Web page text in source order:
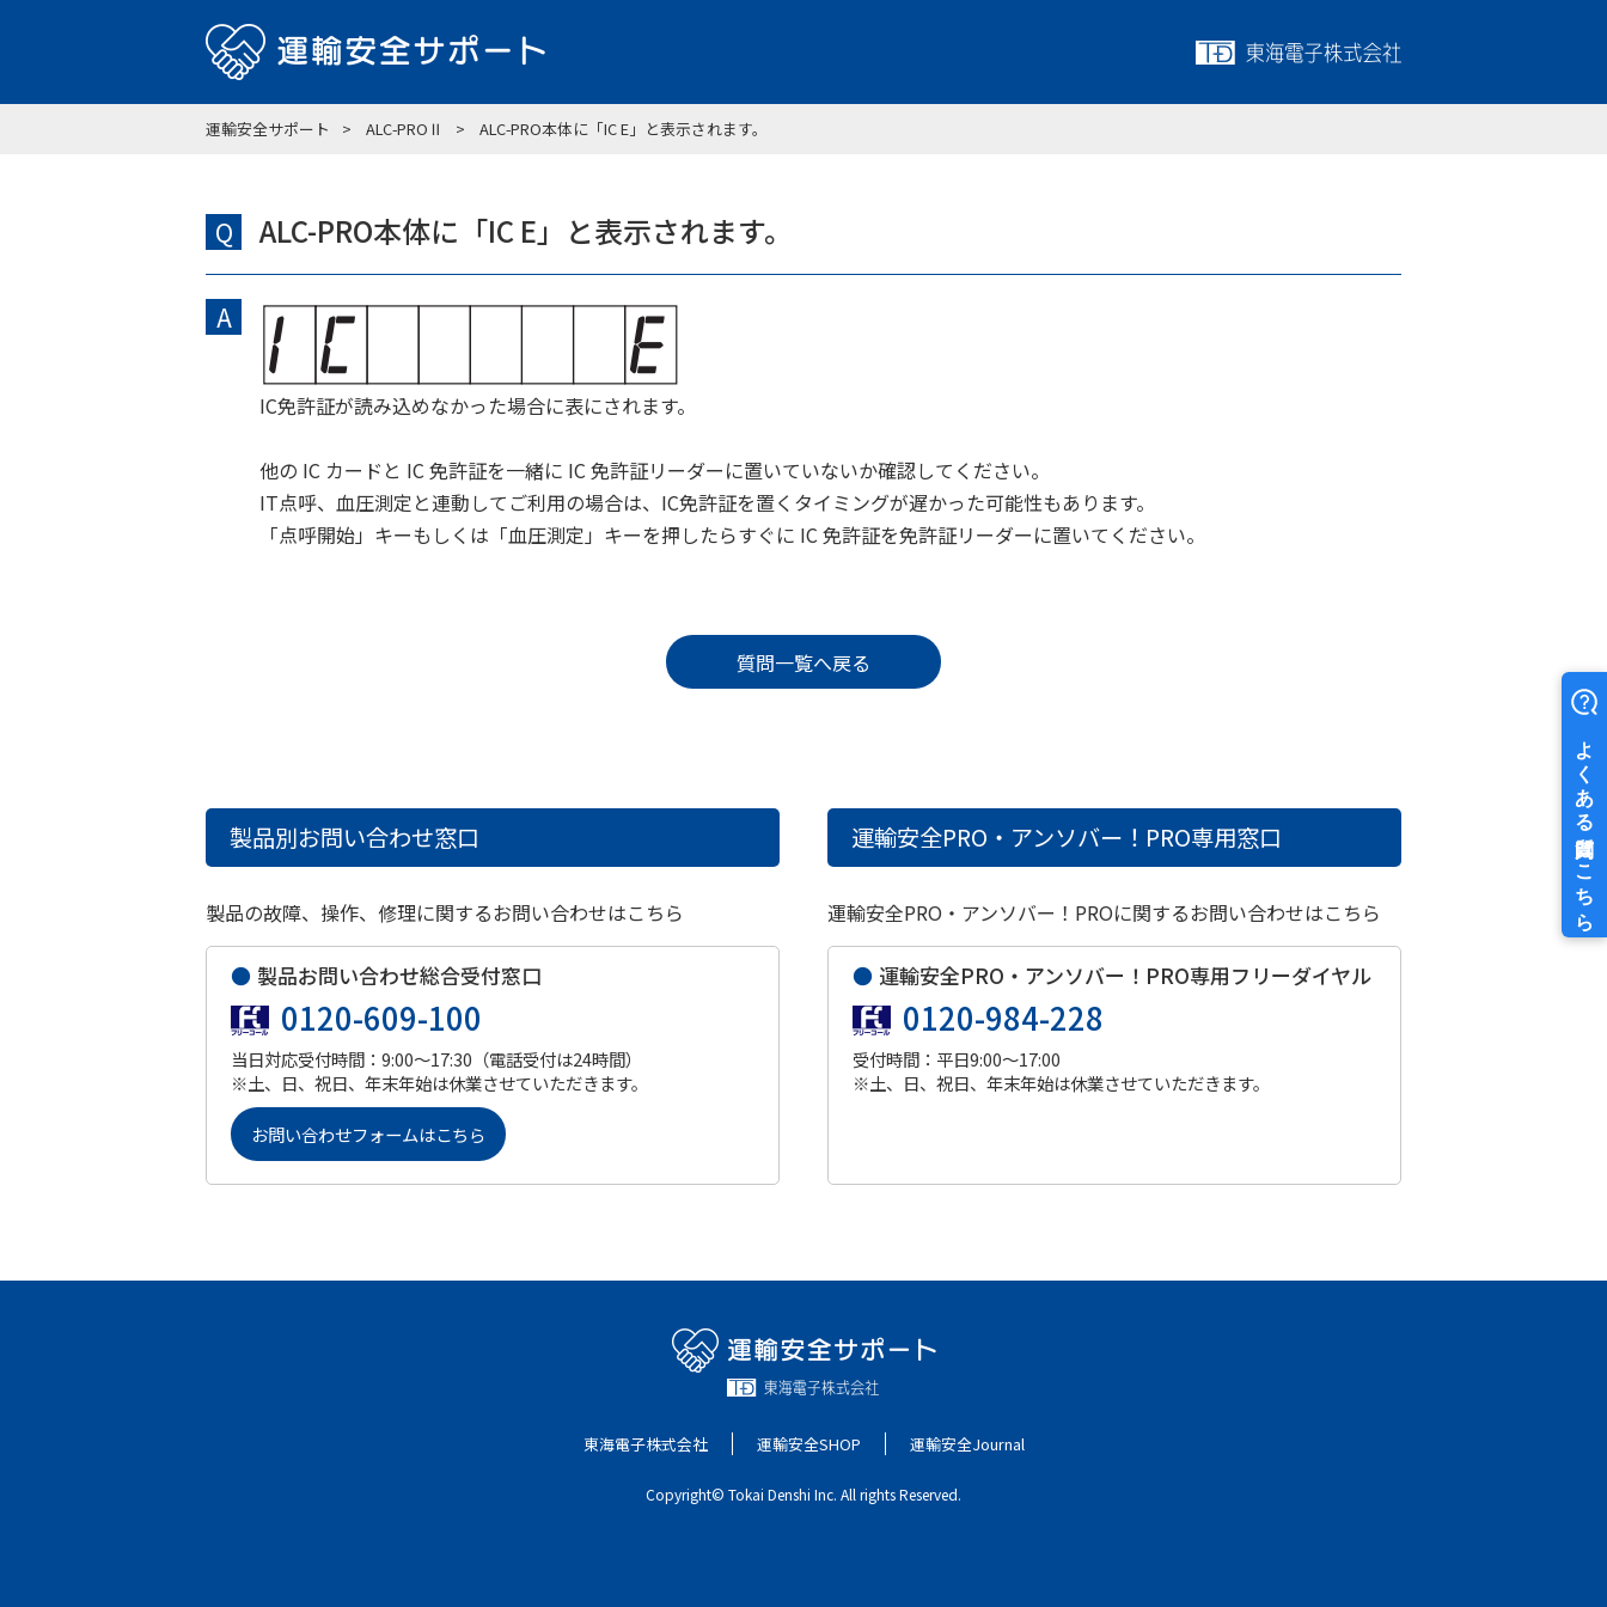
運輸安全サポート ALC-PROⅡ ALC-PRO本体に「IC E」と表示されます。
Q ALC-PRO本体に「IC E」と表示されます。
A
IC免許証が読み込めなかった場合に表にされます。
他の IC カードと IC 免許証を一緒に IC 免許証リーダーに置いていないか確認してください。
IT点呼、血圧測定と連動してご利用の場合は、IC免許証を置くタイミングが遅かった可能性もあります。
「点呼開始」キーもしくは「血圧測定」キーを押したらすぐに IC 免許証を免許証リーダーに置いてください。
質問一覧へ戻る
製品別お問い合わせ窓口
製品の故障、操作、修理に関するお問い合わせはこちら
● 製品お問い合わせ総合受付窓口
0120-609-100
当日対応受付時間：9:00～17:30（電話受付は24時間）
※土、日、祝日、年末年始は休業させていただきます。
お問い合わせフォームはこちら
運輸安全PRO・アンソバー！PRO専用窓口
運輸安全PRO・アンソバー！PROに関するお問い合わせはこちら
● 運輸安全PRO・アンソバー！PRO専用フリーダイヤル
0120-984-228
受付時間：平日9:00～17:00
※土、日、祝日、年末年始は休業させていただきます。
東海電子株式会社 運輸安全SHOP 運輸安全Journal
Copyright© Tokai Denshi Inc. All rights Reserved.